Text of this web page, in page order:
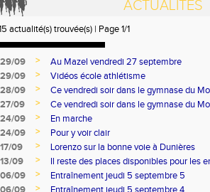
ACTUALITÉS
actualité(s) trouvée(s) | Page 1/1
29/09 >
Au Mazel vendredi 27 septembre
29/09
>
Vidéos école athlétisme
28/09
>
Ce vendredi soir dans le gymnase du
27/09
>
Ce vendredi soir dans le gymnase du
24/09
>
En marche
24/09
>
Pour y voir clair
17/09
>
Lorenzo sur la bonne voie à Dunières
13/09
>
Il reste des places disponibles pour les
06/09
>
Entraînement jeudi 5 septembre 5
>